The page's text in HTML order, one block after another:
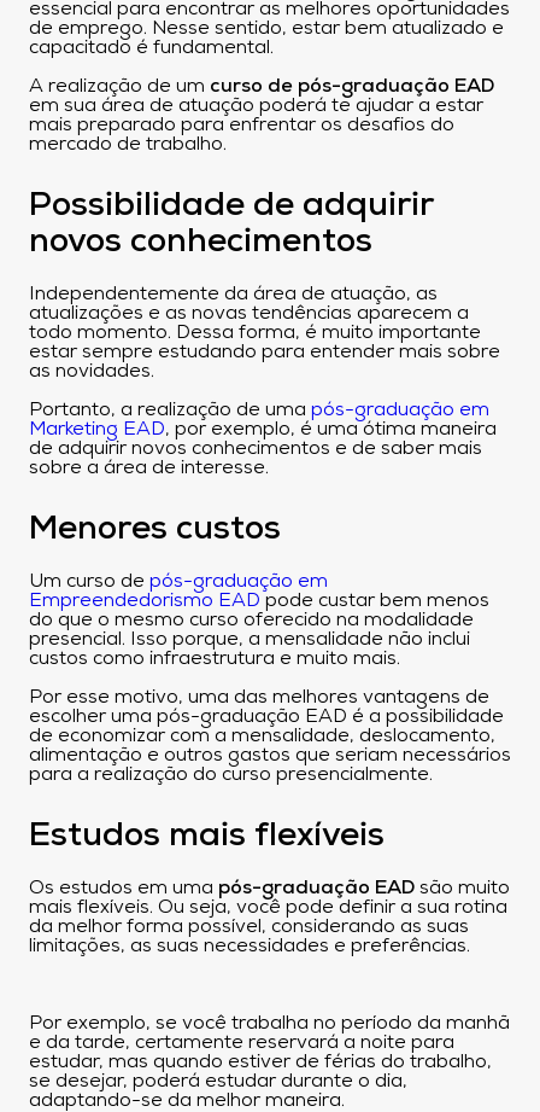
essencial para encontrar as melhores oportunidades
de emprego. Nesse sentido, estar bem atualizado e
capacitado é fundamental.
A realização de um curso de pós-graduação EAD
em sua área de atuação poderá te ajudar a estar
mais preparado para enfrentar os desafios do
mercado de trabalho.
Possibilidade de adquirir
novos conhecimentos
Independentemente da área de atuação, as
atualizações e as novas tendências aparecem a
todo momento. Dessa forma, é muito importante
estar sempre estudando para entender mais sobre
as novidades.
Portanto, a realização de uma pós-graduação em
Marketing EAD, por exemplo, é uma ótima maneira
de adquirir novos conhecimentos e de saber mais
sobre a área de interesse.
Menores custos
Um curso de pós-graduação em
Empreendedorismo EAD pode custar bem menos
do que o mesmo curso oferecido na modalidade
presencial. Isso porque, a mensalidade não inclui
custos como infraestrutura e muito mais.
Por esse motivo, uma das melhores vantagens de
escolher uma pós-graduação EAD é a possibilidade
de economizar com a mensalidade, deslocamento,
alimentação e outros gastos que seriam necessários
para a realização do curso presencialmente.
Estudos mais flexíveis
Os estudos em uma pós-graduação EAD são muito
mais flexíveis. Ou seja, você pode definir a sua rotina
da melhor forma possível, considerando as suas
limitações, as suas necessidades e preferências.
Por exemplo, se você trabalha no período da manhã
e da tarde, certamente reservará a noite para
estudar, mas quando estiver de férias do trabalho,
se desejar, poderá estudar durante o dia,
adaptando-se da melhor maneira.